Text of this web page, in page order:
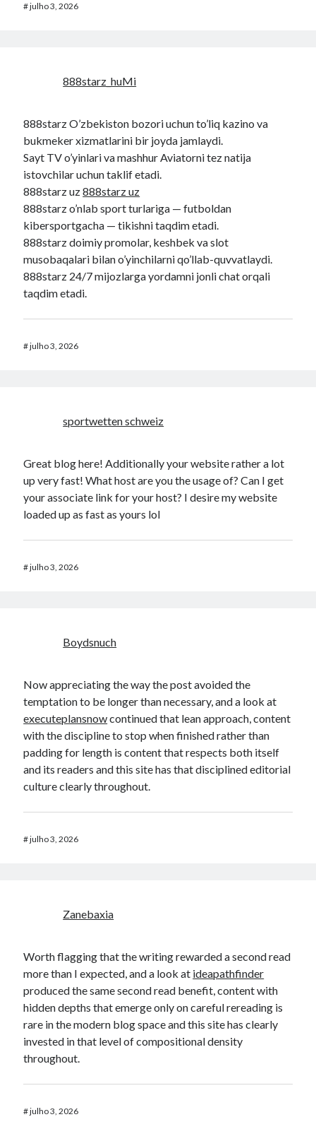
#julho 3, 2026
888starz_huMi
888starz O’zbekiston bozori uchun to’liq kazino va
bukmeker xizmatlarini bir joyda jamlaydi.
Sayt TV o’yinlari va mashhur Aviatorni tez natija
istovchilar uchun taklif etadi.
888starz uz888starz uz
888starz o’nlab sport turlariga — futboldan
kibersportgacha — tikishni taqdim etadi.
888starz doimiy promolar, keshbek va slot
musobaqalari bilan o’yinchilarni qo’llab-quvvatlaydi.
888starz 24/7 mijozlarga yordamni jonli chat orqali
taqdim etadi.
#julho 3, 2026
sportwetten schweiz
Great blog here! Additionally your website rather a lot
up very fast! What host are you the usage of? Can I get
your associate link for your host? I desire my website
loaded up as fast as yours lol
#julho 3, 2026
Boydsnuch
Now appreciating the way the post avoided the
temptation to be longer than necessary, and a look at
executeplansnowcontinued that lean approach, content
with the discipline to stop when finished rather than
padding for length is content that respects both itself
and its readers and this site has that disciplined editorial
culture clearly throughout.
#julho 3, 2026
Zanebaxia
Worth flagging that the writing rewarded a second read
more than I expected, and a look at ideapathfinder
produced the same second read benefit, content with
hidden depths that emerge only on careful rereading is
rare in the modern blog space and this site has clearly
invested in that level of compositional density
throughout.
#julho 3, 2026